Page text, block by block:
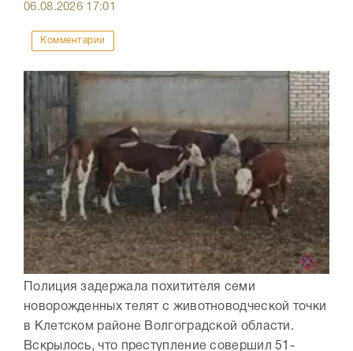
06.08.2026 17:01
Комментарии
Полиция задержала похитителя семи
новорожденных телят с животноводческой точки
в Клетском районе Волгоградской области.
Вскрылось, что преступление совершил 51-